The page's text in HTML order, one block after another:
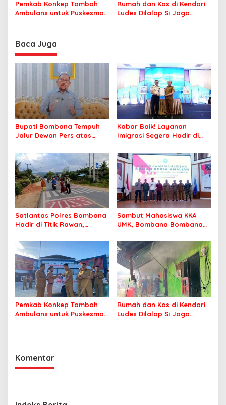
Profesional Layani
Pemkab Konkep Tambah
Ambulans untuk Puskesmas
Rumah dan Kos di Kendari
Ludes Dilalap Si Jago
Baca Juga
Bupati Bombana Tempuh
Jalur Dewan Pers atas
Korupsi Jembatan Cirauci II
Kabar Baik! Layanan
Imigrasi Segera Hadir di
Perlu Lagi ke Kendari
Satlantas Polres Bombana
Hadir di Titik Rawan,
Sekolah dengan Aman
Sambut Mahasiswa KKA
UMK, Bombana Bombana
Sasaran
Pemkab Konkep Tambah
Ambulans untuk Puskesmas
Rumah dan Kos di Kendari
Ludes Dilalap Si Jago
Komentar